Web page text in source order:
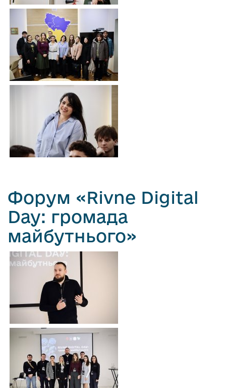
Форум «Rivne Digital
Day: громада
майбутнього»